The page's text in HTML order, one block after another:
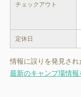
チェックアウト
定休日
情報に誤りを発見され
最新のキャンプ場情報